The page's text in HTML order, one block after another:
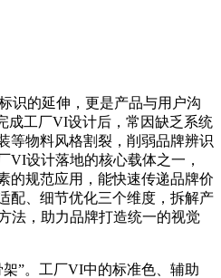
识的延伸，更是产品与用户沟
成工厂VI设计后，常因缺乏系统
等物料风格割裂，削弱品牌辨识
VI设计落地的核心载体之一，
的规范应用，能快速传递品牌价
配、细节优化三个维度，拆解产
法，助力品牌打造统一的视觉
”。工厂VI中的标准色、辅助